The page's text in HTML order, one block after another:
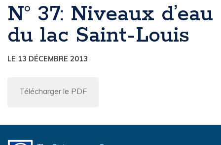
N° 37: Niveaux d’eau
du lac Saint-Louis
LE 13 DÉCEMBRE 2013
Télécharger le PDF